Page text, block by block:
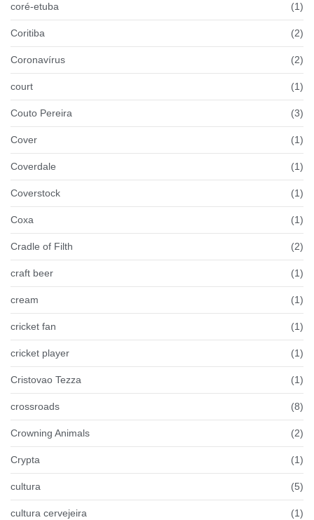
coré-etuba (1)
Coritiba (2)
Coronavírus (2)
court (1)
Couto Pereira (3)
Cover (1)
Coverdale (1)
Coverstock (1)
Coxa (1)
Cradle of Filth (2)
craft beer (1)
cream (1)
cricket fan (1)
cricket player (1)
Cristovao Tezza (1)
crossroads (8)
Crowning Animals (2)
Crypta (1)
cultura (5)
cultura cervejeira (1)